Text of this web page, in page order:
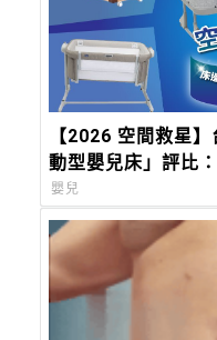
【2026 空間救星
動型嬰兒床」評比
Forever，都會育兒
嬰兒